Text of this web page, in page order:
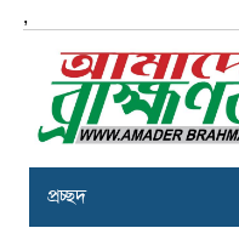
,
প্রচ্ছদ